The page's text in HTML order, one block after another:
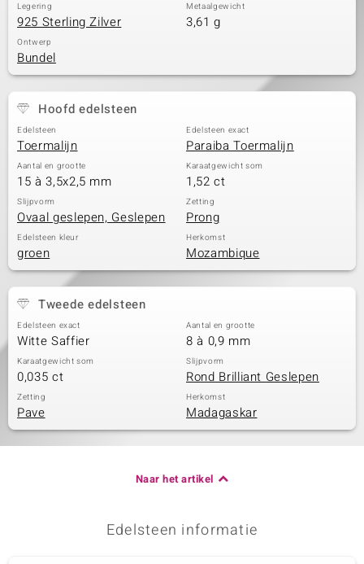
Legering
925 Sterling Zilver
Metaalgewicht
3,61 g
Ontwerp
Bundel
Hoofd edelsteen
Edelsteen
Toermalijn
Edelsteen exact
Paraiba Toermalijn
Aantal en grootte
15 à 3,5x2,5 mm
Karaatgewicht som
1,52 ct
Slijpvorm
Ovaal geslepen, Geslepen
Zetting
Prong
Edelsteen kleur
groen
Herkomst
Mozambique
Tweede edelsteen
Edelsteen exact
Witte Saffier
Aantal en grootte
8 à 0,9 mm
Karaatgewicht som
0,035 ct
Slijpvorm
Rond Brilliant Geslepen
Zetting
Pave
Herkomst
Madagaskar
Naar het artikel
Edelsteen informatie